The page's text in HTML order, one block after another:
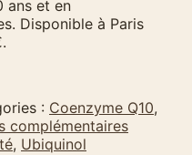
ans et en
Disponible à Paris
: Coenzyme Q10,
complémentaires
, Ubiquinol